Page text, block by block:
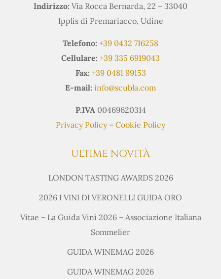
Indirizzo: Via Rocca Bernarda, 22 – 33040
Ipplis di Premariacco, Udine
Telefono: +39 0432 716258
Cellulare: +39 335 6919043
Fax: +39 0481 99153
E-mail: info@scubla.com
P.IVA 00469620314
Privacy Policy– Cookie Policy
ULTIME NOVITÀ
LONDON TASTING AWARDS 2026
2026 I VINI DI VERONELLI GUIDA ORO
Vitae – La Guida Vini 2026 – Associazione Italiana
Sommelier
GUIDA WINEMAG 2026
GUIDA WINEMAG 2026